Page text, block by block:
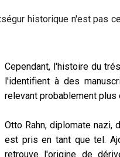
historique n'est pas
Cependant, l'histoire du
l'identifient à des
relevant probablement
Otto Rahn, diplomate nazi,
est pris en tant que tel.
retrouve l'origine de